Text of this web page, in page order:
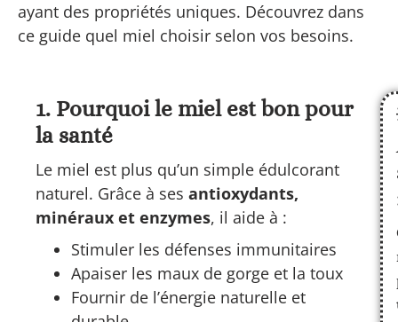
ayant des propriétés uniques. Découvrez dans
ce guide quel miel choisir selon vos besoins.
1. Pourquoi le miel est bon pour
la santé
Le miel est plus qu’un simple édulcorant
naturel. Grâce à ses antioxydants,
minéraux et enzymes, il aide à :
Stimuler les défenses immunitaires
Apaiser les maux de gorge et la toux
Fournir de l’énergie naturelle et